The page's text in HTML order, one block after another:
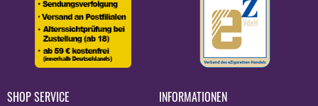
SHOP SERVICE
INFORMATIONEN